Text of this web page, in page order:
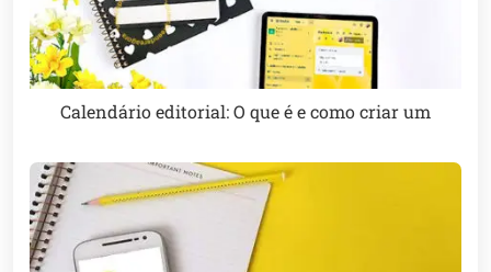
Calendário editorial: O que é e como criar um